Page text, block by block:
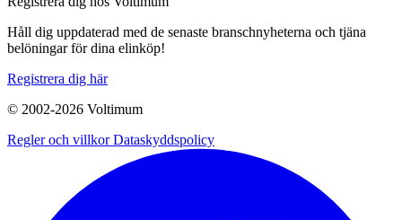
Håll dig uppdaterad med de senaste branschnyheterna och tjäna
belöningar för dina elinköp!
Registrera dig här
© 2002-2026 Voltimum
Regler och villkorDataskyddspolicy